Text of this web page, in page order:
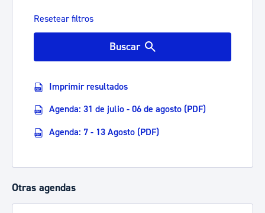
Resetear filtros
Buscar
Imprimir resultados
Agenda: 31 de julio - 06 de agosto (PDF)
Agenda: 7 - 13 Agosto (PDF)
Otras agendas